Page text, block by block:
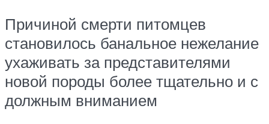
Причиной смерти питомцев
становилось банальное нежелание
ухаживать за представителями
новой породы более тщательно и с
должным вниманием